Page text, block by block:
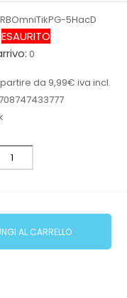
RBOmniTikPG-5HacD
ESAURITO
0
da 9,99€ iva incl.
AL CARRELLO